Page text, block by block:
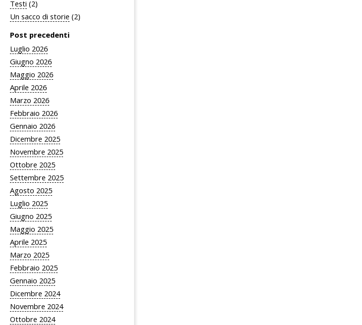
Testi (2)
Un sacco di storie (2)
Post precedenti
Luglio 2026
Giugno 2026
Maggio 2026
Aprile 2026
Marzo 2026
Febbraio 2026
Gennaio 2026
Dicembre 2025
Novembre 2025
Ottobre 2025
Settembre 2025
Agosto 2025
Luglio 2025
Giugno 2025
Maggio 2025
Aprile 2025
Marzo 2025
Febbraio 2025
Gennaio 2025
Dicembre 2024
Novembre 2024
Ottobre 2024